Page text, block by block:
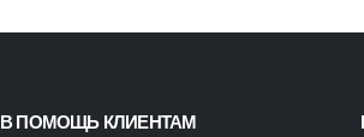
В ПОМОЩЬ КЛИЕНТАМ